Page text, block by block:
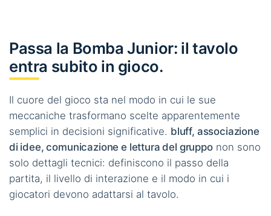
Passa la Bomba Junior: il tavolo
entra subito in gioco.
Il cuore del gioco sta nel modo in cui le sue
meccaniche trasformano scelte apparentemente
semplici in decisioni significative. bluff, associazione
di idee, comunicazione e lettura del grupponon sono
solo dettagli tecnici: definiscono il passo della
partita, il livello di interazione e il modo in cui i
giocatori devono adattarsi al tavolo.